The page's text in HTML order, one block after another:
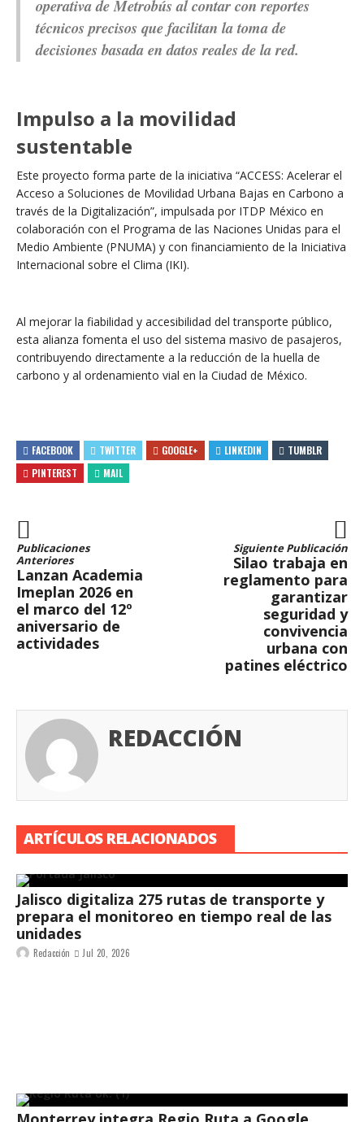
operativa de Metrobús al contar con reportes
técnicos precisos que facilitan la toma de
decisiones basada en datos reales de la red.
Impulso a la movilidad
sustentable
Este proyecto forma parte de la iniciativa “ACCESS: Acelerar el
Acceso a Soluciones de Movilidad Urbana Bajas en Carbono a
través de la Digitalización”, impulsada por ITDP México en
colaboración con el Programa de las Naciones Unidas para el
Medio Ambiente (PNUMA) y con financiamiento de la Iniciativa
Internacional sobre el Clima (IKI).
Al mejorar la fiabilidad y accesibilidad del transporte público,
esta alianza fomenta el uso del sistema masivo de pasajeros,
contribuyendo directamente a la reducción de la huella de
carbono y al ordenamiento vial en la Ciudad de México.
FACEBOOK TWITTER GOOGLE+ LINKEDIN
TUMBLR
PINTEREST
MAIL
Publicaciones
Anteriores
Lanzan Academia
Imeplan 2026 en
el marco del 12º
aniversario de
actividades
Siguiente Publicación
Silao trabaja en
reglamento para
garantizar
seguridad y
convivencia
urbana con
patines eléctrico
REDACCIÓN
ARTÍCULOS RELACIONADOS
Jalisco digitaliza 275 rutas de transporte y
prepara el monitoreo en tiempo real de las
unidades
Redacción Jul 20, 2026